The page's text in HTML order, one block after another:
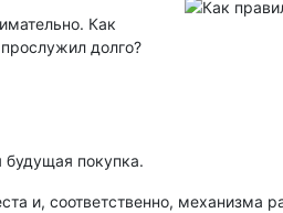
Как
долго?
будущая покупка.
и, соответственно, механизма